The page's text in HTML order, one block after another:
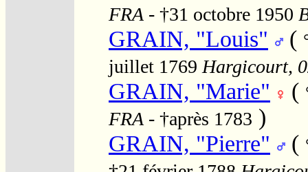
FRA - †31 octobre 1950
GRAIN, "Louis" (
juillet 1769 Hargicourt,
GRAIN, "Marie" (
FRA - †après 1783 )
GRAIN, "Pierre"
(